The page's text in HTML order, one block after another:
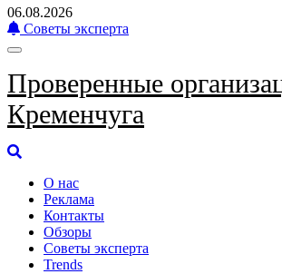
06.08.2026
Советы эксперта
Проверенные
Кременчуга
О нас
Реклама
Контакты
Обзоры
Советы эксперта
Trends